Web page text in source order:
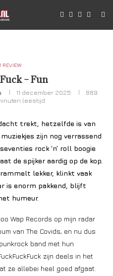
REVIEW
– Fun
11 december 2025
889
leestijd
trekt, hetzelfde is van
zijn nog verrassend
rock ‘n’ roll boogie
de spijker aardig op de kop.
lekker, klinkt vaak
is enorm pakkend, blijft
humeur.
Wap Records op mijn radar
van The Covids, en nu dus
band met hun
zijn deels in het
ze allebei heel goed afgaat.